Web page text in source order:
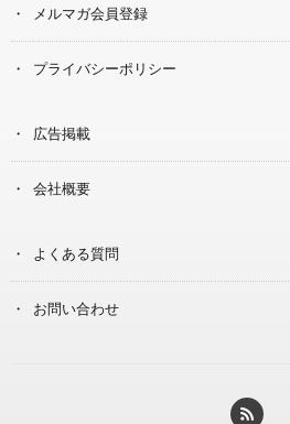
メルマガ会員登録
プライバシーポリシー
広告掲載
会社概要
よくある質問
お問い合わせ